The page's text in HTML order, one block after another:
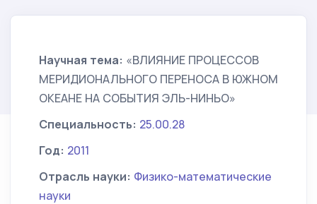
Научная тема: «ВЛИЯНИЕ ПРОЦЕССОВ
МЕРИДИОНАЛЬНОГО ПЕРЕНОСА В ЮЖНОМ
ОКЕАНЕ НА СОБЫТИЯ ЭЛЬ-НИНЬО»
Специальность: 25.00.28
Год: 2011
Отрасль науки: Физико-математические
науки